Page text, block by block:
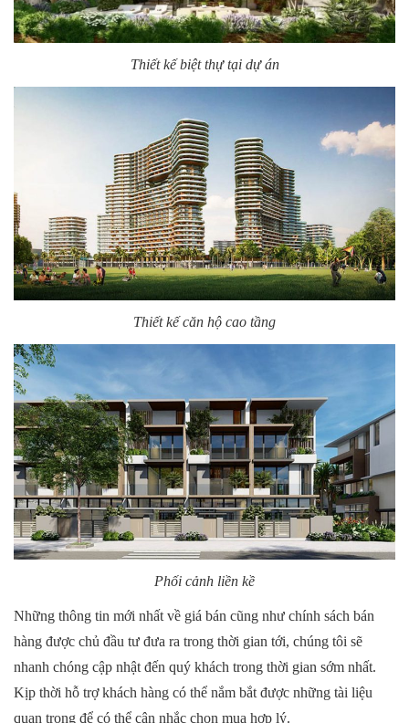
Thiết kế biệt thự tại dự án
Thiết kế căn hộ cao tầng
Phối cảnh liền kề
Những thông tin mới nhất về giá bán cũng như chính sách bán
hàng được chủ đầu tư đưa ra trong thời gian tới, chúng tôi sẽ
nhanh chóng cập nhật đến quý khách trong thời gian sớm nhất.
Kịp thời hỗ trợ khách hàng có thể nắm bắt được những tài liệu
quan trọng để có thể cân nhắc chọn mua hợp lý.